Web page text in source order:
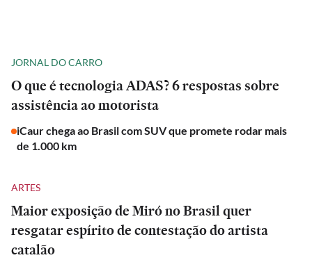
JORNAL DO CARRO
O que é tecnologia ADAS? 6 respostas sobre
assistência ao motorista
iCaur chega ao Brasil com SUV que promete rodar mais
de 1.000 km
ARTES
Maior exposição de Miró no Brasil quer
resgatar espírito de contestação do artista
catalão